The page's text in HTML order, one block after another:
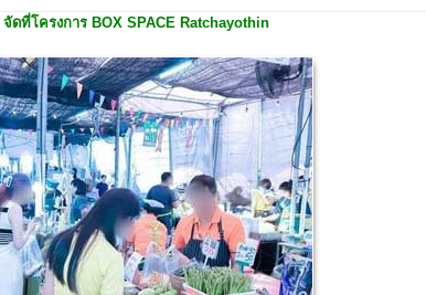
จัดที่โครงการ BOX SPACE Ratchayothin